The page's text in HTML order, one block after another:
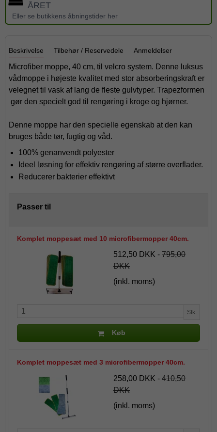
ÅRET
Eller se butikkens åbningstider her
Beskrivelse Tilbehør / Reservedele Anmeldelser
Microfiber moppe, 40 cm, til velcro system. Denne luksus
vådmoppe i højeste kvalitet med stor absorberingskraft er
velegnet til vask af lang de fleste gulvtyper. Trapezformen
gør den specielt god til rengøring i kroge og hjørner.
Denne moppe har den specielle egenskab at den kan
bruges både tør, fugtig og våd.
100% genanvendt polyester
Ideel løsning for effektiv rengøring af større overflader.
Reducerer bakterier effektivt
Passer til
Komplet moppesæt med 10 microfibermopper 40cm.
512,50 DKK - 795,00
DKK
(inkl. moms)
Stk.
Køb
Komplet moppesæt med 3 microfibermopper 40cm.
258,00 DKK - 410,50
DKK
(inkl. moms)